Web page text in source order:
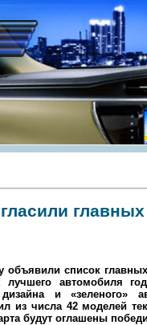
список
автомобиля
и «зеленого»
из числа 42 моделей
будут оглашены